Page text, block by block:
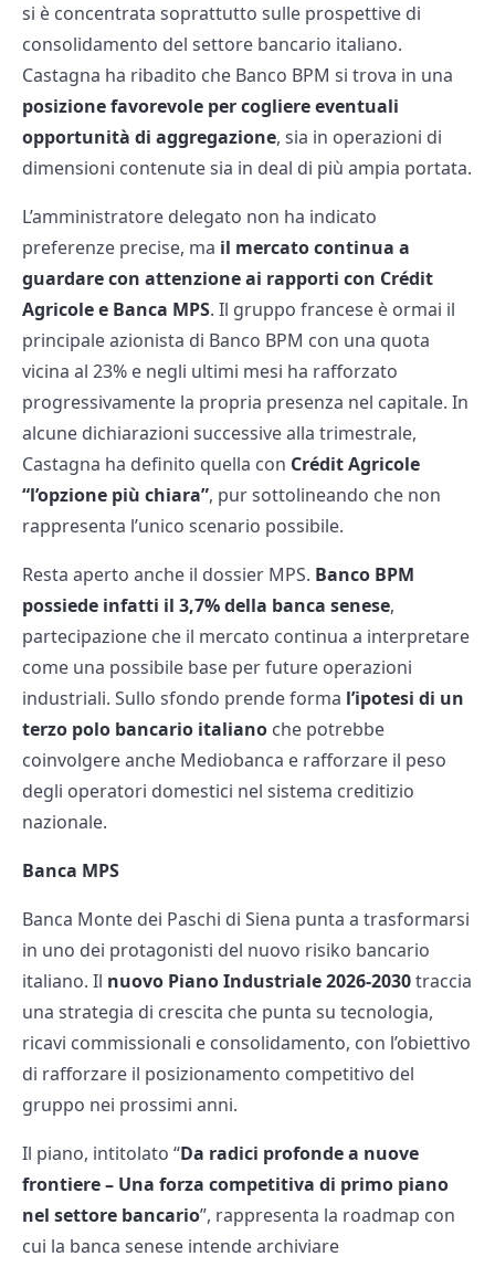
si è concentrata soprattutto sulle prospettive di
consolidamento del settore bancario italiano.
Castagna ha ribadito che Banco BPM si trova in una
posizione favorevole per cogliere eventuali
opportunità di aggregazione, sia in operazioni di
dimensioni contenute sia in deal di più ampia portata.
L’amministratore delegato non ha indicato
preferenze precise, ma il mercato continua a
guardare con attenzione ai rapporti con Crédit
Agricole e Banca MPS. Il gruppo francese è ormai il
principale azionista di Banco BPM con una quota
vicina al 23% e negli ultimi mesi ha rafforzato
progressivamente la propria presenza nel capitale. In
alcune dichiarazioni successive alla trimestrale,
Castagna ha definito quella con Crédit Agricole
“l’opzione più chiara”, pur sottolineando che non
rappresenta l’unico scenario possibile.
Resta aperto anche il dossier MPS. Banco BPM
possiede infatti il 3,7% della banca senese,
partecipazione che il mercato continua a interpretare
come una possibile base per future operazioni
industriali. Sullo sfondo prende forma l’ipotesi di un
terzo polo bancario italiano che potrebbe
coinvolgere anche Mediobanca e rafforzare il peso
degli operatori domestici nel sistema creditizio
nazionale.
Banca MPS
Banca Monte dei Paschi di Siena punta a trasformarsi
in uno dei protagonisti del nuovo risiko bancario
italiano. Il nuovo Piano Industriale 2026-2030traccia
una strategia di crescita che punta su tecnologia,
ricavi commissionali e consolidamento, con l’obiettivo
di rafforzare il posizionamento competitivo del
gruppo nei prossimi anni.
Il piano, intitolato “Da radici profonde a nuove
frontiere – Una forza competitiva di primo piano
nel settore bancario”, rappresenta la roadmap con
cui la banca senese intende archiviare